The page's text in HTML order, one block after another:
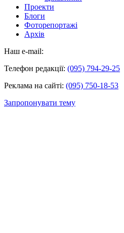
Проекти
Блоги
Фоторепортажі
Архів
Наш e-mail:
Телефон редакції: (095) 794-29-25
Реклама на сайті: (095) 750-18-53
Запропонувати тему